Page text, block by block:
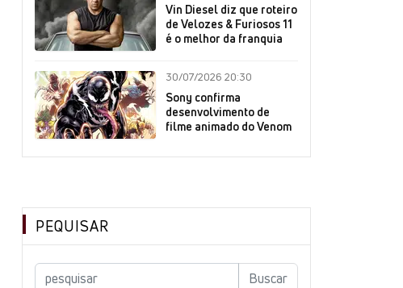
Vin Diesel diz que roteiro
de Velozes & Furiosos 11
é o melhor da franquia
30/07/2026 20:30
Sony confirma
desenvolvimento de
filme animado do Venom
PEQUISAR